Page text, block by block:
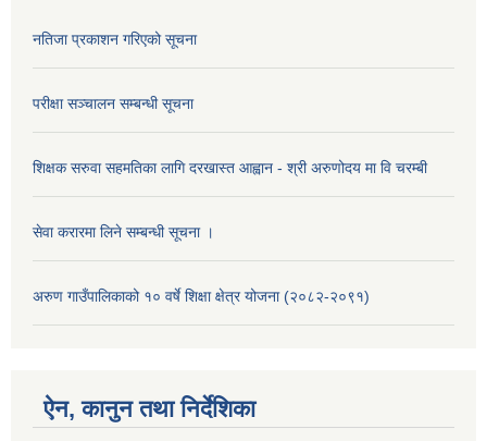
नतिजा प्रकाशन गरिएको सूचना
परीक्षा सञ्चालन सम्बन्धी सूचना
शिक्षक सरुवा सहमतिका लागि दरखास्त आह्वान - श्री अरुणोदय मा वि चरम्बी
सेवा करारमा लिने सम्बन्धी सूचना ।
अरुण गाउँपालिकाको १० वर्षे शिक्षा क्षेत्र योजना (२०८२-२०९१)
ऐन, कानुन तथा निर्देशिका